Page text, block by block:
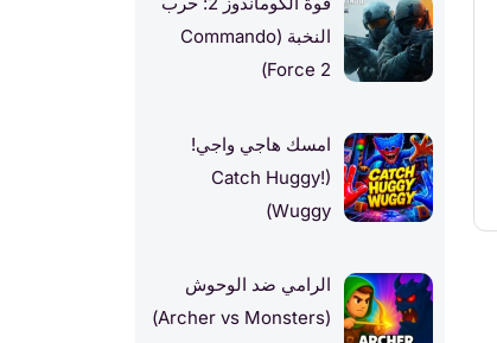
النخبة (Commando
Force 2)
امسك هاجي واجي!
(!Catch Huggy
Wuggy)
الرامي ضد الوحوش
(Archer vs Monsters)